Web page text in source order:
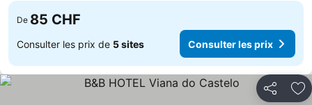
De 85 CHF
Consulter les prix de 5 sites Consulter les prix
Partager